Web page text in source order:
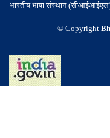
भारतीय भाषा संस्थान (सीआईआईएल),
© Copyright